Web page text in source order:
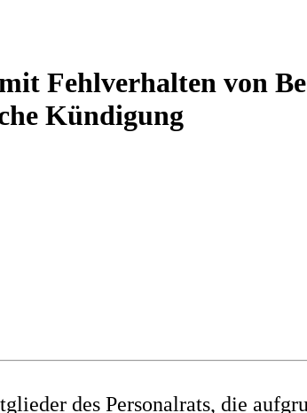
Fehlverhalten von
Kündigung
des Personalrats, die